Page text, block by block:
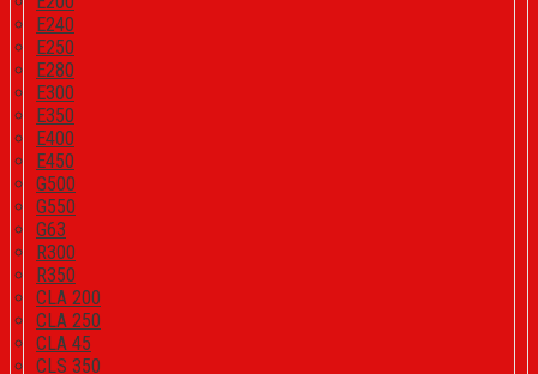
E240
E250
E280
E300
E350
E400
E450
G500
G550
G63
R300
R350
CLA 200
CLA 250
CLA 45
CLS 350